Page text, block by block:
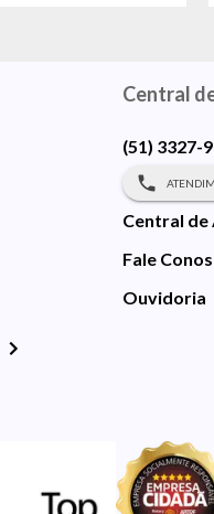
Central
(51) 3327-
Central de
Fale
Ouvidoria